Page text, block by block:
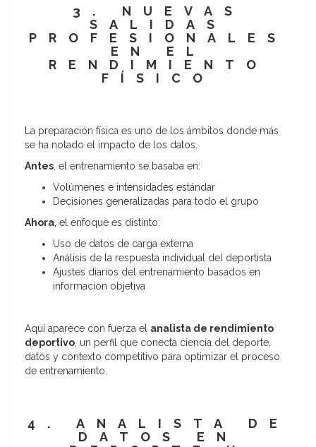
3. NUEVAS
SALIDAS
PROFESIONALES
EN EL
RENDIMIENTO
FÍSICO
La preparación física es uno de los ámbitos donde más
se ha notado el impacto de los datos.
Antes, el entrenamiento se basaba en:
Volúmenes e intensidades estándar
Decisiones generalizadas para todo el grupo
Ahora, el enfoque es distinto:
Uso de datos de carga externa
Análisis de la respuesta individual del deportista
Ajustes diarios del entrenamiento basados en
información objetiva
Aquí aparece con fuerza el analista de rendimiento
deportivo, un perfil que conecta ciencia del deporte,
datos y contexto competitivo para optimizar el proceso
de entrenamiento.
4. ANALISTA DE
DATOS EN